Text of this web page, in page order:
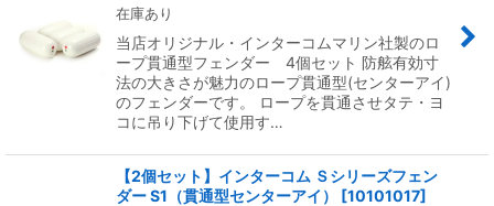
在庫あり
当店オリジナル・インターコムマリン社製のロ
ープ貫通型フェンダー 4個セット 防舷有効寸
法の大きさが魅力のロープ貫通型(センターアイ)
のフェンダーです。 ロープを貫通させタテ・ヨ
コに吊り下げて使用す…
【2個セット】インターコム Ｓシリーズフェン
ダー S1（貫通型センターアイ）
[10101017]